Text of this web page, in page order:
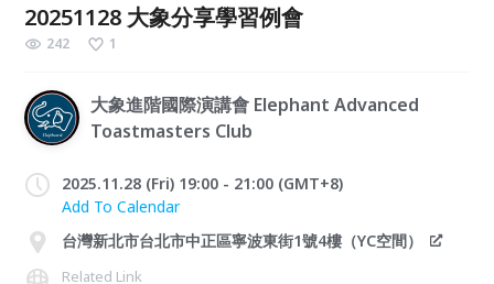
20251128 大象分享學習例會
242 1
大象進階國際演講會 Elephant Advanced
Toastmasters Club
2025.11.28 (Fri) 19:00 - 21:00 (GMT+8)
Add To Calendar
台灣新北市台北市中正區寧波東街1號4樓（YC空間）
Related Link